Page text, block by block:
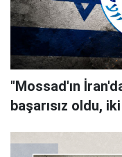
"Mossad'ın
başarısız oldu,